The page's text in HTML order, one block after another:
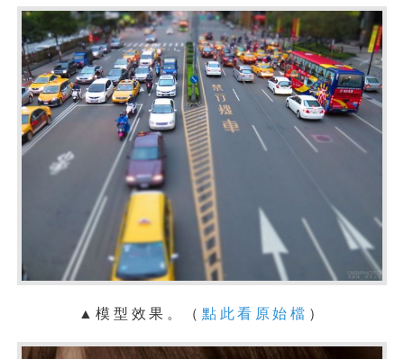
▲模型效果。 （ 點此看原始檔 ）